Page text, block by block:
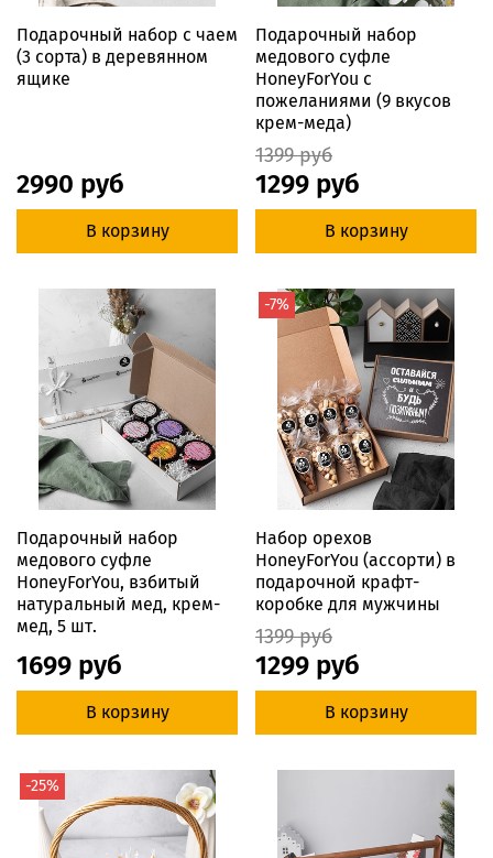
Подарочный набор с чаем
(3 сорта) в деревянном
ящике
2990 руб
В корзину
Подарочный набор
медового суфле
HoneyForYou с
пожеланиями (9 вкусов
крем-меда)
1399 руб
1299 руб
В корзину
Подарочный набор
медового суфле
HoneyForYou, взбитый
натуральный мед, крем-
мед, 5 шт.
1699 руб
В корзину
-7%
Набор орехов
HoneyForYou (ассорти) в
подарочной крафт-
коробке для мужчины
1399 руб
1299 руб
В корзину
-25%